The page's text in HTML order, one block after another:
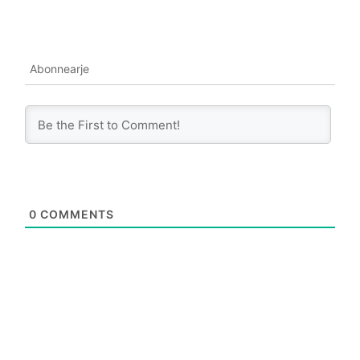
Abonnearje
0 COMMENTS